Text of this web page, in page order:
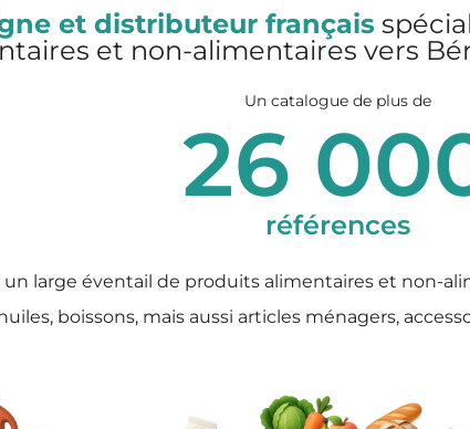
et distributeur français
et non-alimentaires vers
Un catalogue de plus de
26
références
large éventail de produits alimentaires et non-
boissons, mais aussi articles ménagers,